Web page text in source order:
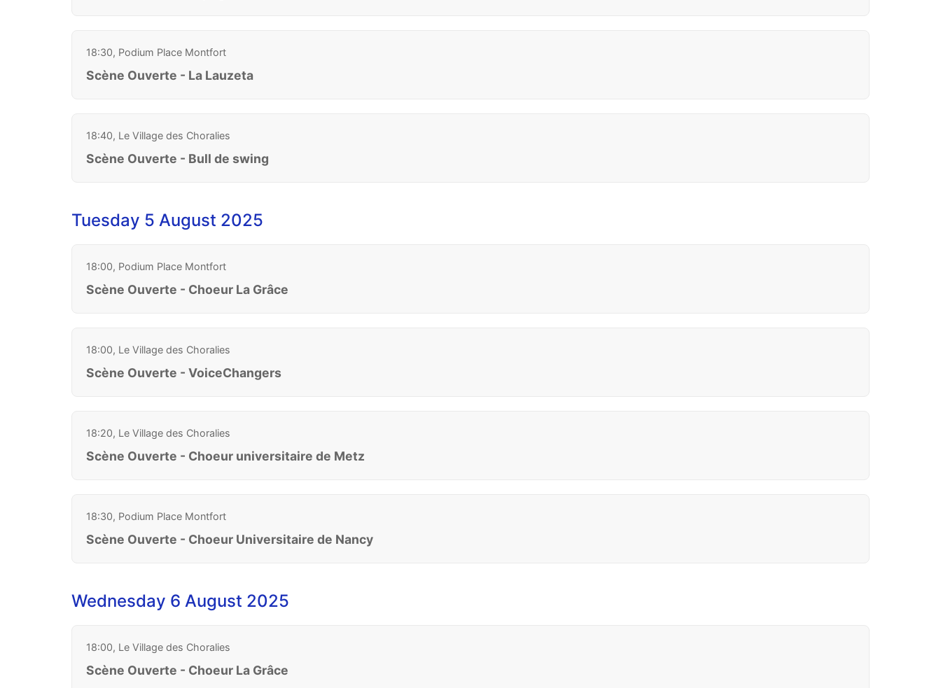
18:30, Podium Place Montfort
Scène Ouverte - La Lauzeta
18:40, Le Village des Choralies
Scène Ouverte - Bull de swing
Tuesday 5 August 2025
18:00, Podium Place Montfort
Scène Ouverte - Choeur La Grâce
18:00, Le Village des Choralies
Scène Ouverte - VoiceChangers
18:20, Le Village des Choralies
Scène Ouverte - Choeur universitaire de Metz
18:30, Podium Place Montfort
Scène Ouverte - Choeur Universitaire de Nancy
Wednesday 6 August 2025
18:00, Le Village des Choralies
Scène Ouverte - Choeur La Grâce